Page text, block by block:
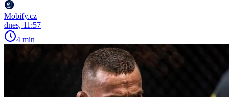
Mobify.cz
dnes, 11:57
4 min